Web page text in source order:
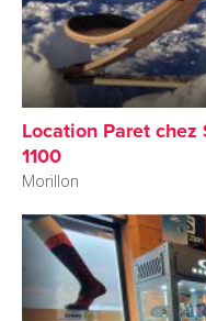
Location Paret
1100
Morillon